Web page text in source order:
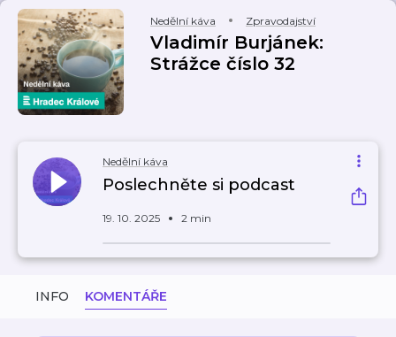
Nedělní káva Zpravodajství
Vladimír Burjánek:
Strážce číslo 32
Nedělní káva
Poslechněte si podcast
19. 10. 2025 2 min
INFO KOMENTÁŘE